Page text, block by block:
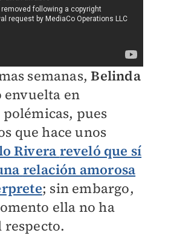
semanas, Belinda
envuelta en
pues
que hace unos
Rivera reveló que sí
relación amorosa
; sin embargo,
ella no ha
respecto.